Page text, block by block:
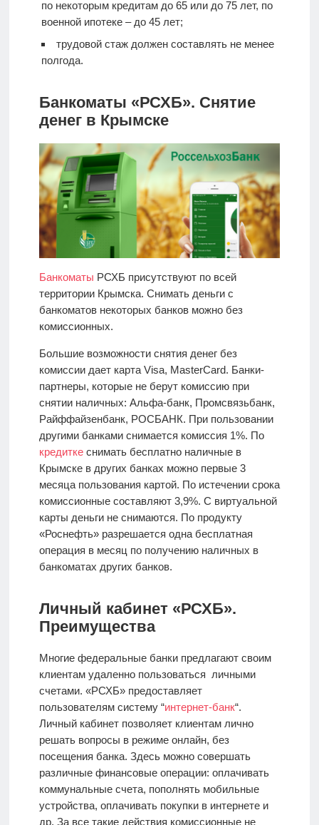
по некоторым кредитам до 65 или до 75 лет, по
военной ипотеке – до 45 лет;
трудовой стаж должен составлять не менее
полгода.
Банкоматы «РСХБ». Снятие
денег в Крымске
Банкоматы РСХБ присутствуют по всей
территории Крымска. Снимать деньги с
банкоматов некоторых банков можно без
комиссионных.
Большие возможности снятия денег без
комиссии дает карта Visa, MasterCard. Банки-
партнеры, которые не берут комиссию при
снятии наличных: Альфа-банк, Промсвязьбанк,
Райффайзенбанк, РОСБАНК. При пользовании
другими банками снимается комиссия 1%. По
кредиткеснимать бесплатно наличные в
Крымске в других банках можно первые 3
месяца пользования картой. По истечении срока
комиссионные составляют 3,9%. С виртуальной
карты деньги не снимаются. По продукту
«Роснефть» разрешается одна бесплатная
операция в месяц по получению наличных в
банкоматах других банков.
Личный кабинет «РСХБ».
Преимущества
Многие федеральные банки предлагают своим
клиентам удаленно пользоваться личными
счетами. «РСХБ» предоставляет
пользователям систему “интернет-банк“.
Личный кабинет позволяет клиентам лично
решать вопросы в режиме онлайн, без
посещения банка. Здесь можно совершать
различные финансовые операции: оплачивать
коммунальные счета, пополнять мобильные
устройства, оплачивать покупки в интернете и
др. За все такие действия комиссионные не